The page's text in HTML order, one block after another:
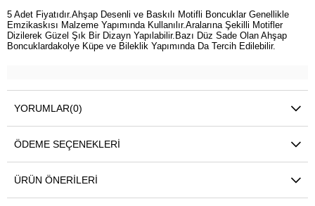
5 Adet Fiyatıdır.Ahşap Desenli ve Baskılı Motifli Boncuklar Genellikle
Emzikaskısı Malzeme Yapımında Kullanılır.Aralarına Şekilli Motifler
Dizilerek Güzel Şık Bir Dizayn Yapılabilir.Bazı Düz Sade Olan Ahşap
Boncuklardakolye Küpe ve Bileklik Yapımında Da Tercih Edilebilir.
YORUMLAR(0)
ÖDEME SEÇENEKLERI
ÜRÜN ÖNERILERI